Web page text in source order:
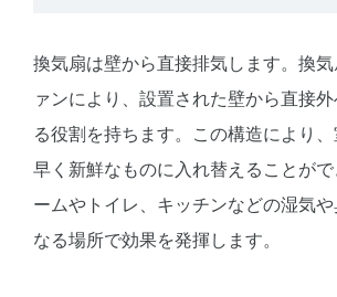
換気扇は壁から直接排気します。換
ァンにより、設置された壁から直接
る役割を持ちます。この構造により
早く新鮮なものに入れ替えることが
ームやトイレ、キッチンなどの湿気
なる場所で効果を発揮します。